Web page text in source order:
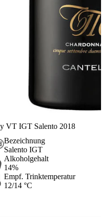
VT IGT Salento 2018
Bezeichnung
Salento IGT
Alkoholgehalt
14%
Empf. Trinktemperatur
12/14 °C